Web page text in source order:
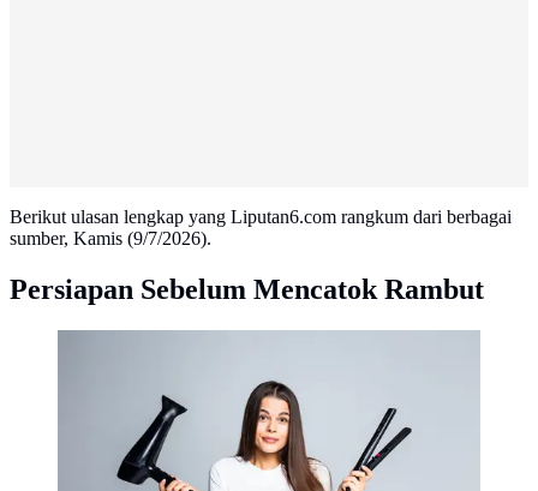
Berikut ulasan lengkap yang Liputan6.com rangkum dari berbagai
sumber, Kamis (9/7/2026).
Persiapan Sebelum Mencatok Rambut